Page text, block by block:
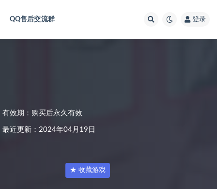
QQ售后交流群 登录
有效期：购买后永久有效
最近更新：2024年04月19日
★ 收藏游戏